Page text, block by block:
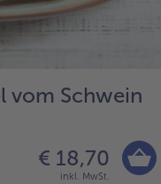
vom Schwein
€ 18,70
inkl. MwSt.